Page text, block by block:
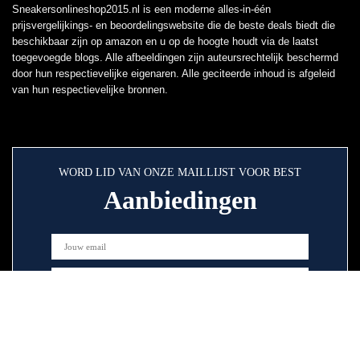
Sneakersonlineshop2015.nl is een moderne alles-in-één
prijsvergelijkings- en beoordelingswebsite die de beste deals biedt die
beschikbaar zijn op amazon en u op de hoogte houdt via de laatst
toegevoegde blogs. Alle afbeeldingen zijn auteursrechtelijk beschermd
door hun respectievelijke eigenaren. Alle geciteerde inhoud is afgeleid
van hun respectievelijke bronnen.
WORD LID VAN ONZE MAILLIJST VOOR BEST
Aanbiedingen